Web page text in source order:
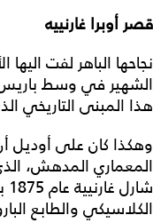
قصر أوبرا غارنييه
نجاحها الباهر لفت اليها
الشهير في وسط
هذا المبنى التاريخي الذي
وهكذا كان على أوديل
المعماري المدهش،
الكلاسيكي والطابع